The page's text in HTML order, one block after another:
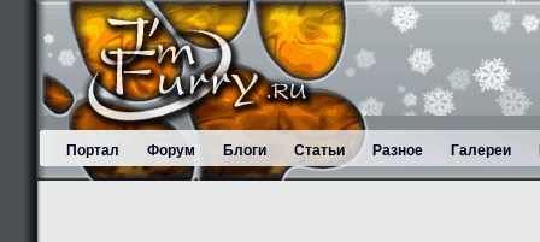
Портал Форум Блоги Статьи Разное Галереи